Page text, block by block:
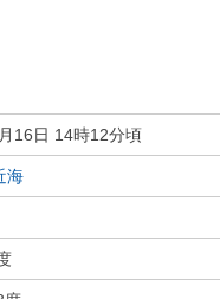
16日 14時12分頃
海